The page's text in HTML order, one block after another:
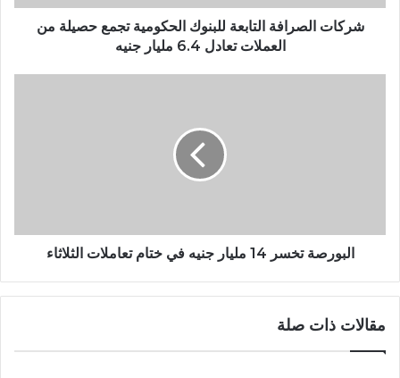
شركات الصرافة التابعة للبنوك الحكومية تجمع حصيلة من
العملات تعادل 6.4 مليار جنيه
البورصة تخسر 14 مليار جنيه في ختام تعاملات الثلاثاء
مقالات ذات صلة